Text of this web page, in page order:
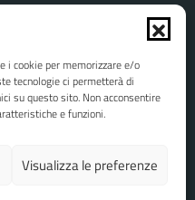
i cookie per memorizzare e/o
tecnologie ci permetterà di
su questo sito. Non acconsentire
e funzioni.
Visualizza le preferenze